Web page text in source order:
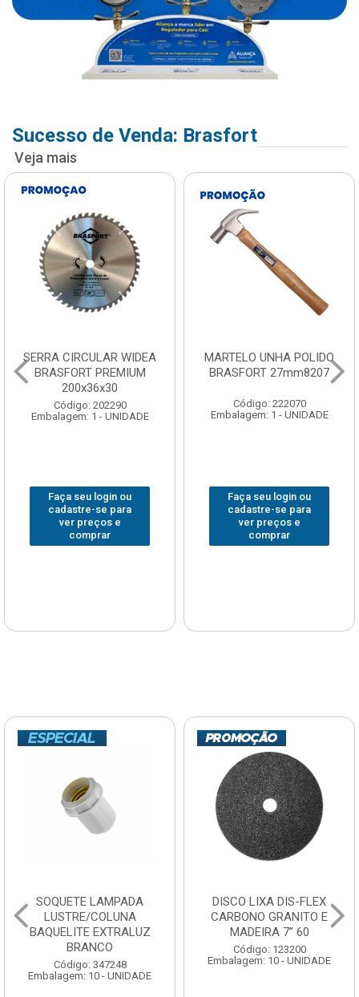
Sucesso de Venda: Brasfort
Veja mais
SERRA CIRCULAR WIDEA
BRASFORT PREMIUM
200x36x30
Código: 202290
Embalagem: 1 - UNIDADE
Faça seu login ou
cadastre-se para
ver preços e
comprar
MARTELO UNHA POLIDO
BRASFORT 27mm8207
Código: 222070
Embalagem: 1 - UNIDADE
Faça seu login ou
cadastre-se para
ver preços e
comprar
SOQUETE LAMPADA
LUSTRE/COLUNA
BAQUELITE EXTRALUZ
BRANCO
Código: 347248
Embalagem: 10 - UNIDADE
DISCO LIXA DIS-FLEX
CARBONO GRANITO E
MADEIRA 7” 60
Código: 123200
Embalagem: 10 - UNIDADE